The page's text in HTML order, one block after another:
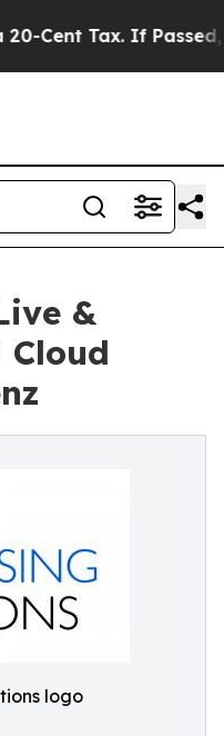
Tax. If Passed,
&
Cloud
logo